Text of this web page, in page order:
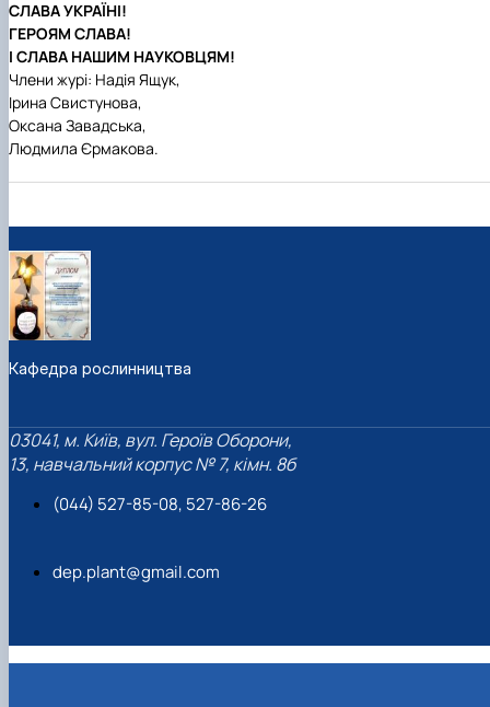
СЛАВА УКРАЇНІ!
ГЕРОЯМ СЛАВА!
І СЛАВА НАШИМ НАУКОВЦЯМ!
Члени журі: Надія Ящук,
Ірина Свистунова,
Оксана Завадська,
Людмила Єрмакова.
Кафедра рослинництва
03041, м. Київ, вул. Героїв Оборони,
13, навчальний корпус № 7, кімн. 8б
(044) 527-85-08, 527-86-26
dep.plant@gmail.com